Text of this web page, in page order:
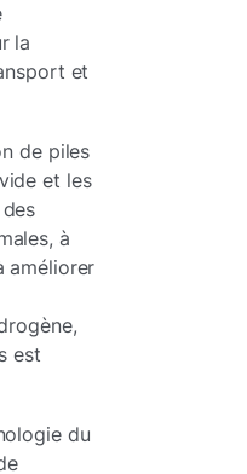
la
et
de piles
et les
à
améliorer
est
du